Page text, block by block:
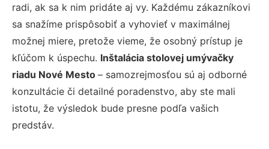
radi, ak sa k nim pridáte aj vy. Každému zákazníkovi
sa snažíme prispôsobiť a vyhovieť v maximálnej
možnej miere, pretože vieme, že osobný prístup je
kľúčom k úspechu. Inštalácia stolovej umývačky
riadu Nové Mesto – samozrejmosťou sú aj odborné
konzultácie či detailné poradenstvo, aby ste mali
istotu, že výsledok bude presne podľa vašich
predstáv.